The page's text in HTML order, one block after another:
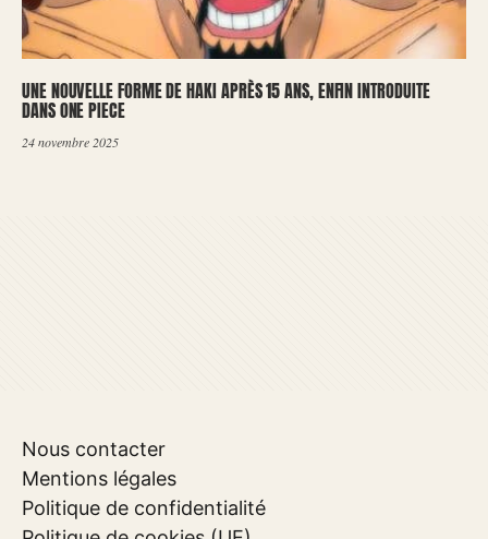
UNE NOUVELLE FORME DE HAKI APRÈS 15 ANS, ENFIN INTRODUITE
DANS ONE PIECE
24 novembre 2025
Nous contacter
Mentions légales
Politique de confidentialité